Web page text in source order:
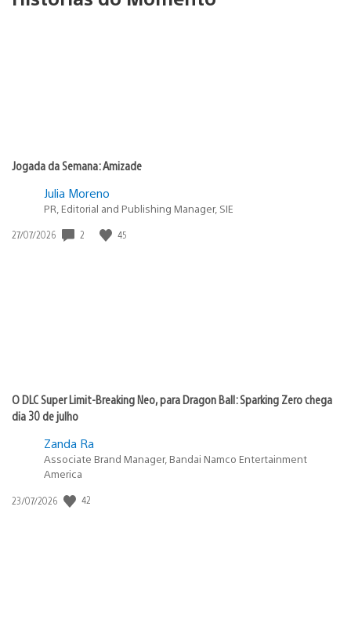
Jogada da Semana: Amizade
Julia Moreno
PR, Editorial and Publishing Manager, SIE
Data
27/07/2026 2 45
O DLC Super Limit-Breaking Neo, para Dragon Ball: Sparking Zero chega
dia 30 de julho
Zanda Ra
Associate Brand Manager, Bandai Namco Entertainment
America
Data
23/07/2026 42